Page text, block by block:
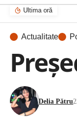
Ultima oră
Actualitate
Delia Pătru